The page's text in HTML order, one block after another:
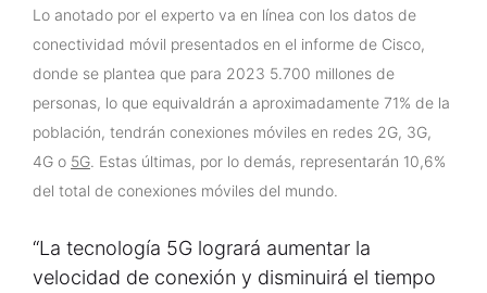
Lo anotado por el experto va en línea con los datos de
conectividad móvil presentados en el informe de Cisco,
donde se plantea que para 2023 5.700 millones de
personas, lo que equivaldrán a aproximadamente 71% de la
población, tendrán conexiones móviles en redes 2G, 3G,
4G o 5G. Estas últimas, por lo demás, representarán 10,6%
del total de conexiones móviles del mundo.
“La tecnología 5G logrará aumentar la
velocidad de conexión y disminuirá el tiempo